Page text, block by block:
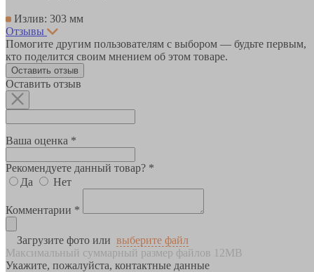
Излив: 303 мм
Отзывы
Помогите другим пользователям с выбором — будьте первым,
кто поделится своим мнением об этом товаре.
Оставить отзыв
Оставить отзыв
Ваша оценка *
Рекомендуете данный товар? *
Да
Нет
Комментарии *
Загрузите фото или выберите файл
Максимальный суммарный размер файлов 12MB
Укажите, пожалуйста, контактные данные